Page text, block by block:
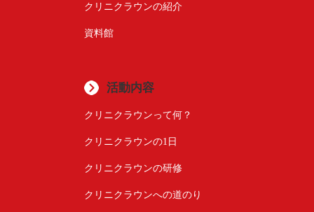
クリニクラウンの紹介
資料館
活動内容
クリニクラウンって何？
クリニクラウンの1日
クリニクラウンの研修
クリニクラウンへの道のり